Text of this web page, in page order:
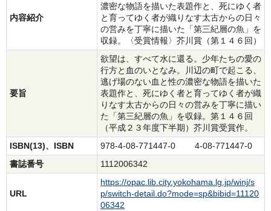
内容紹介
濃密な物語を描いた表題作と、死にゆく者
と育ってゆく者が織りなす太古からの日々
の営みを丁寧に描いた「第三紀層の魚」を
収録。〈受賞情報〉芥川賞（第１４６回）
要旨
欲望は、すべて水に還る。少年たちの愛の
行方と血のいとなみ。川辺の町で起こる、
逃げ場のない血と性の濃密な物語を描いた
表題作と、死にゆく者と育ってゆく者が織
りなす太古からの日々の営みを丁寧に描い
た「第三紀層の魚」を収録。第１４６回
（平成２３年度下半期）芥川賞受賞作。
ISBN(13)、ISBN
978-4-08-771447-0 4-08-771447-0
書誌番号
1112006342
URL
https://opac.lib.city.yokohama.lg.jp/winj/s
p/switch-detail.do?mode=sp&bibid=11120
06342